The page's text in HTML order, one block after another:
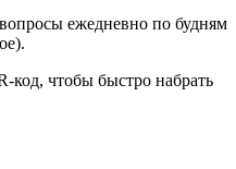
ежедневно по будням
код, чтобы быстро набрать